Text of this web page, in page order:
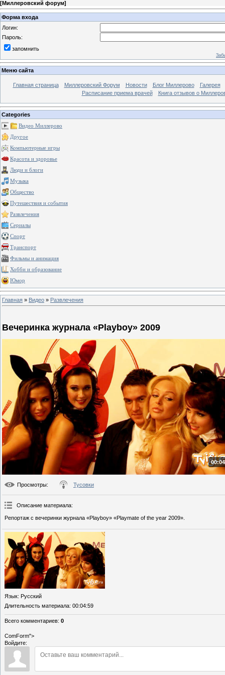
[Миллеровский форум]
Форма входа
Логин:
Пароль:
запомнить
Меню сайта
Главная страница Миллеровский Форум Новости Блог Миллерово
Галерея
Расписание приема врачей
Книга отзывов о
Categories
Видео Миллерово
Другое
Компьютерные игры
Красота и здоровье
Люди и блоги
Музыка
Общество
Путешествия и события
Развлечения
Сериалы
Спорт
Транспорт
Фильмы и анимация
Хобби и образование
Юмор
Главная » Видео » Развлечения
Вечеринка журнала «Playboy» 2009
Просмотры: Тусовки
Описание материала:
Репортаж с вечеринки журнала «Playboy» «Playmate of the year 2009».
Язык: Русский
Длительность материала: 00:04:59
Всего комментариев: 0
ComForm">
Войдите: